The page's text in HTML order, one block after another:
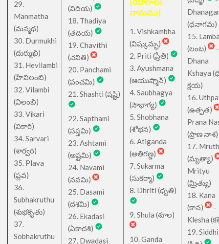
29.
Manmatha
(మన్మథ)
30. Durmukhi
(దుర్ముఖి)
31. Hevilambi
(హేవిలంబి)
32. Vilambi
(విలంబి)
33. Vikari
(వికారి)
34. Sarvari
(శార్వరి)
35. Plava
(ప్లవ)
36.
Subhakruthu
(శుభకృతు)
37.
Sobhakruthu
(విదియ)
18. Thadiya
(తదియ)
19. Chavithi
(చవితి)
20. Panchami
(పంచమి)
21. Shashti (షష్టి)
22. Sapthami
(సప్తమి)
23. Ashtami
(అష్టమి)
24. Navami
(నవమి)
25. Dasami
(దశమి)
26. Ekadasi
(ఏకాదశి)
27. Dwadasi
నామము)
1. Vishkambha
(విష్కుమ్భ)
2. Priti (ప్రీతి)
3. Ayushmana
(ఆయుష్మాన్)
4. Saubhagya
(సౌభాగ్య)
5. Shobhana
(శోభన)
6. Atiganda
(అతిగణ్డ)
7. Sukarma
(సుకర్మా)
8. Dhriti (ధృతి)
9. Shula (శూల)
10. Ganda
(ధనాగమ)
15.
(లంబ)
-
Dhana
Kshaya
క్షయ)
16.
(ఉత్పత)
Prana
(ప్రాణ నాశ)
17.
(మృత్యా)
Mrityu
(మ్రిత్యు)
18. Kana
(కాన)
-
Klesha
19. Siddhi